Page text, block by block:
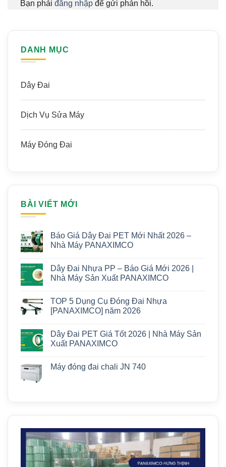
Bạn phải đăng nhập để gửi phản hồi.
DANH MỤC
Dây Đai
Dịch Vụ Sửa Máy
Máy Đóng Đai
BÀI VIẾT MỚI
Báo Giá Dây Đai PET Mới Nhất 2026 –
Nhà Máy PANAXIMCO
Dây Đai Nhựa PP – Báo Giá Mới 2026 |
Nhà Máy Sản Xuất PANAXIMCO
TOP 5 Dụng Cụ Đóng Đai Nhựa
[PANAXIMCO] năm 2026
Dây Đai PET Giá Tốt 2026 | Nhà Máy Sản
Xuất PANAXIMCO
Máy đóng đai chali JN 740